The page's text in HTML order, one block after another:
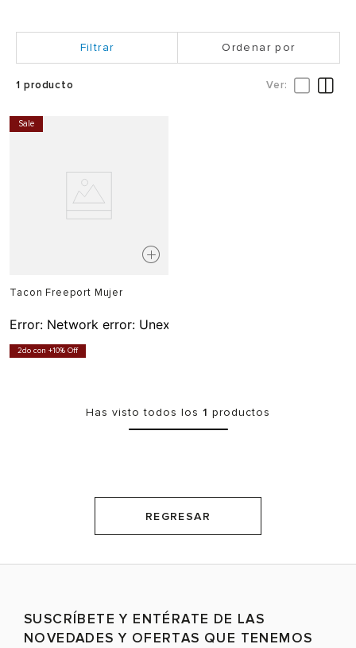
Ordenar por
1 producto
Sale
Tacon Freeport Mujer
Error: Network error: Unexpected token T in JSON at
2do con +10% Off
Has visto todos los 1 productos
REGRESAR
SUSCRÍBETE Y ENTÉRATE DE LAS
NOVEDADES Y OFERTAS QUE TENEMOS